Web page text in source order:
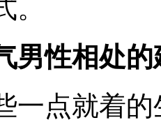
男性相处的
点就着的